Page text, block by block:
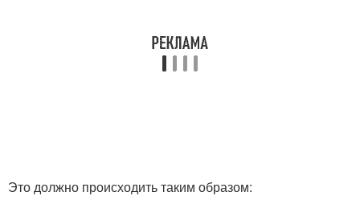
Это должно происходить таким образом: